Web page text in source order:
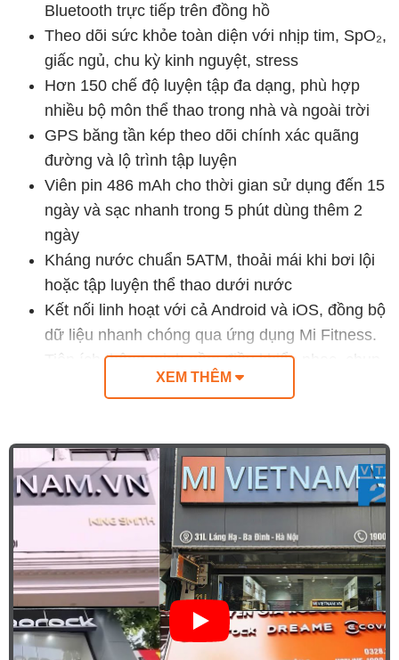
Bluetooth trực tiếp trên đồng hồ
Theo dõi sức khỏe toàn diện với nhịp tim, SpO₂,
giấc ngủ, chu kỳ kinh nguyệt, stress
Hơn 150 chế độ luyện tập đa dạng, phù hợp
nhiều bộ môn thể thao trong nhà và ngoài trời
GPS băng tần kép theo dõi chính xác quãng
đường và lộ trình tập luyện
Viên pin 486 mAh cho thời gian sử dụng đến 15
ngày và sạc nhanh trong 5 phút dùng thêm 2
ngày
Kháng nước chuẩn 5ATM, thoải mái khi bơi lội
hoặc tập luyện thể thao dưới nước
Kết nối linh hoạt với cả Android và iOS, đồng bộ
dữ liệu nhanh chóng qua ứng dụng Mi Fitness.
Tiện ích thông minh gồm điều khiển nhạc, chụp
ảnh từ xa, báo thức, dự báo thời tiết và tìm điện
Thông số kĩ thuật sản
phẩm
Thương hiệu
Xiaomi
Xuất xứ
Trung Quốc
Model
S4 Cầu Vồng
Màn hình
XEM THÊM